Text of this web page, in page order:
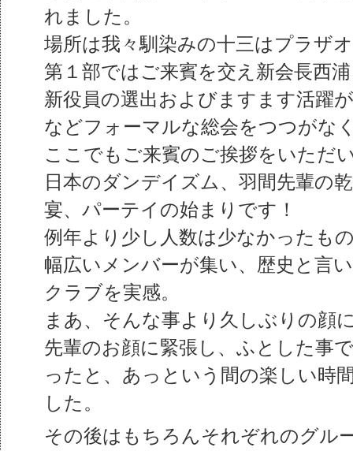
れました。
場所は我々馴染みの十三はプラザ
第１部ではご来賓を交え新会長西
新役員の選出およびますます活躍
などフォーマルな総会をつつがな
ここでもご来賓のご挨拶をいただ
日本のダンデイズム、羽間先輩の
宴、パーテイの始まりです！
例年より少し人数は少なかったも
幅広いメンバーが集い、歴史と言
クラブを実感。
まあ、そんな事より久しぶりの顔
先輩のお顔に緊張し、ふとした事
ったと、あっという間の楽しい時
した。
その後はもちろんそれぞれのグル